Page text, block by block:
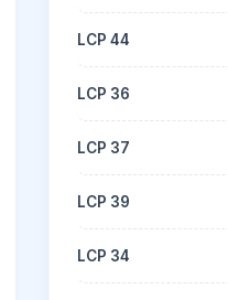
LCP 44
LCP 36
LCP 37
LCP 39
LCP 34